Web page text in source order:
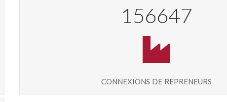
167315
connexions de repreneurs